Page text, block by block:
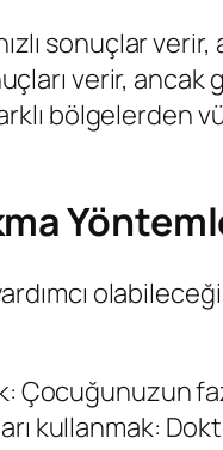
sonuçlar
verir,
bölgelerden
Çocuğunuzun
kullanmak: